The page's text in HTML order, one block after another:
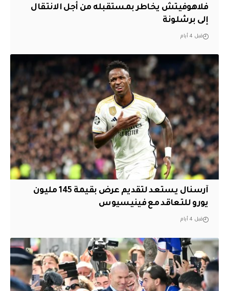
فلاهوفيتش يخاطر بمستقبله من أجل الانتقال
إلى برشلونة
قبل 4 أيام
آرسنال يستعد لتقديم عرض بقيمة 145 مليون
يورو للتعاقد مع فينيسيوس
قبل 4 أيام